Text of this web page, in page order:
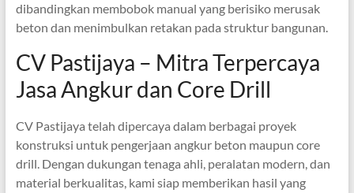
dibandingkan membobok manual yang berisiko merusak
beton dan menimbulkan retakan pada struktur bangunan.
CV Pastijaya – Mitra Terpercaya
Jasa Angkur dan Core Drill
CV Pastijaya telah dipercaya dalam berbagai proyek
konstruksi untuk pengerjaan angkur beton maupun core
drill. Dengan dukungan tenaga ahli, peralatan modern, dan
material berkualitas, kami siap memberikan hasil yang